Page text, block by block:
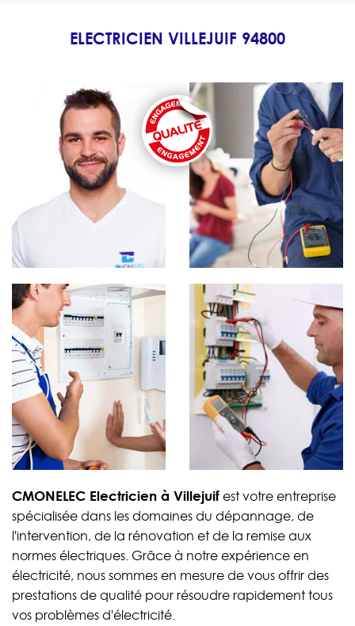
ELECTRICIEN VILLEJUIF 94800
CMONELEC Electricien à Villejuifest votre entreprise
spécialisée dans les domaines du dépannage, de
l'intervention, de la rénovation et de la remise aux
normes électriques. Grâce à notre expérience en
électricité, nous sommes en mesure de vous offrir des
prestations de qualité pour résoudre rapidement tous
vos problèmes d'électricité.